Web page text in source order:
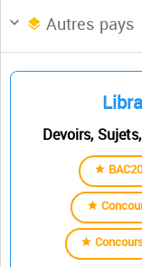
Autres pays
Afrique du
Devoirs,